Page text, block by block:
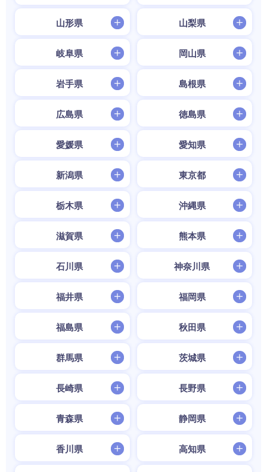
山形県 山梨県
岐阜県 岡山県
岩手県 島根県
広島県 徳島県
愛媛県 愛知県
新潟県 東京都
栃木県 沖縄県
滋賀県 熊本県
石川県 神奈川県
福井県 福岡県
福島県 秋田県
群馬県 茨城県
長崎県 長野県
青森県 静岡県
香川県 高知県